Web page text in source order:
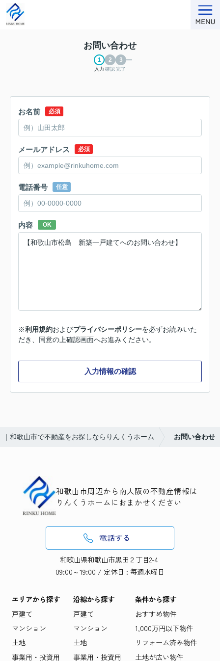
お問い合わせ
入力 確認完了
お名前 必須
メールアドレス 必須
電話番号 任意
内容 OK
※利用規約およびプライバシーポリシーを必ずお読みいた
だき、同意の上確認画面へお進みください。
入力情報の確認
｜和歌山市で不動産をお探しならりんくうホーム お問い合わせ
和歌山市周辺から南大阪の不動産情報は
りんくうホームにおまかせください
電話する
和歌山県和歌山市黒田２丁目2-4
09:00～19:00 / 定休日 : 毎週水曜日
エリアから探す
戸建て
マンション
土地
事業用・投資用
沿線から探す
戸建て
マンション
土地
事業用・投資用
条件から探す
おすすめ物件
1,000万円以下物件
リフォーム済み物件
土地が広い物件